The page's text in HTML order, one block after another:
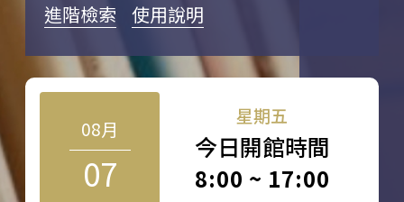
進階檢索 使用說明
08月
07
星期五
今日開館時間
8:00 ~ 17:00